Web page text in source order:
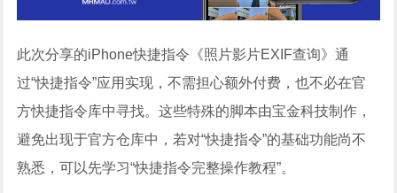
此次分享的iPhone快捷指令《照片影片EXIF查询》通
过“快捷指令”应用实现，不需担心额外付费，也不必在官
方快捷指令库中寻找。这些特殊的脚本由宝金科技制作，
避免出现于官方仓库中，若对“快捷指令”的基础功能尚不
熟悉，可以先学习“快捷指令完整操作教程”。